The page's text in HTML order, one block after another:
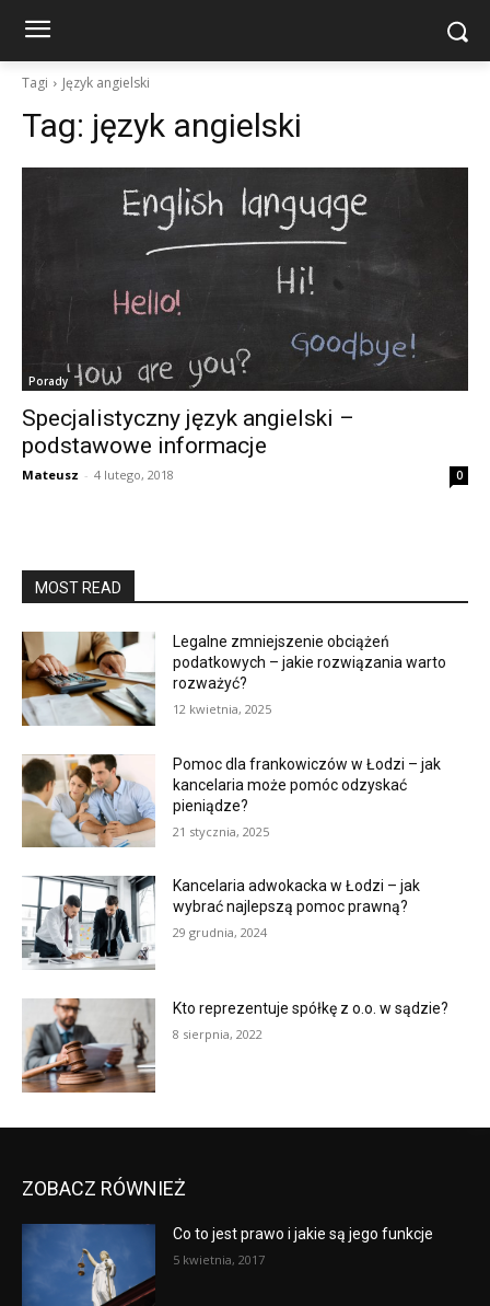
Tagi Język angielski
Tag: język angielski
Porady
Specjalistyczny język angielski –
podstawowe informacje
Mateusz - 4 lutego, 2018 0
MOST READ
Legalne zmniejszenie obciążeń
podatkowych – jakie rozwiązania warto
rozważyć?
12 kwietnia, 2025
Pomoc dla frankowiczów w Łodzi – jak
kancelaria może pomóc odzyskać
pieniądze?
21 stycznia, 2025
Kancelaria adwokacka w Łodzi – jak
wybrać najlepszą pomoc prawną?
29 grudnia, 2024
Kto reprezentuje spółkę z o.o. w sądzie?
8 sierpnia, 2022
ZOBACZ RÓWNIEŻ
Co to jest prawo i jakie są jego funkcje
5 kwietnia, 2017